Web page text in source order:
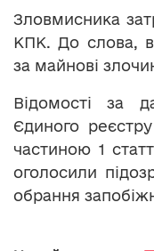
Зловмисника
КПК. До слова,
за майнові
Відомості за
Єдиного
частиною 1
оголосили
обрання